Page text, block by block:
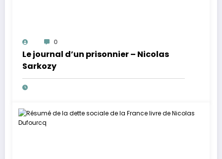
0
Le journal d’un prisonnier – Nicolas
Sarkozy